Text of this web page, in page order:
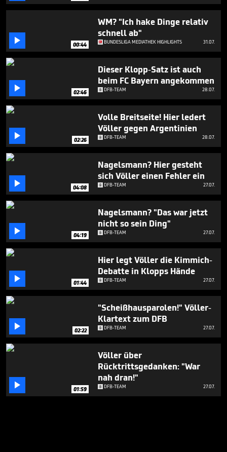
minute,
0
 00:44
WM? "Ich hake Dinge relativ
schnell ab"
BUNDESLIGA MEDIATHEK HIGHLIGHTS 31.07.
 02:46
Dieser Klopp-Satz ist auch
beim FC Bayern angekommen
DFB-TEAM 28.07.
 02:26
Volle Breitseite! Hier ledert
Völler gegen Argentinien
DFB-TEAM 28.07.
 04:08
Nagelsmann? Hier gesteht
sich Völler einen Fehler ein
DFB-TEAM 27.07.
 04:19
Nagelsmann? "Das war jetzt
nicht so sein Ding"
DFB-TEAM 27.07.
 01:44
Hier legt Völler die Kimmich-
Debatte in Klopps Hände
DFB-TEAM 27.07.
 02:22
"Scheißhausparolen!" Völler-
Klartext zum DFB
DFB-TEAM 27.07.
 01:59
Völler über
Rücktrittsgedanken: "War
nah dran!"
DFB-TEAM 27.07.